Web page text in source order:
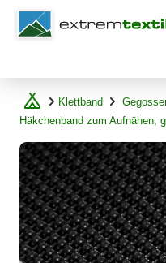
Shopware
Klettband
Häkchenband zum Aufnähen,